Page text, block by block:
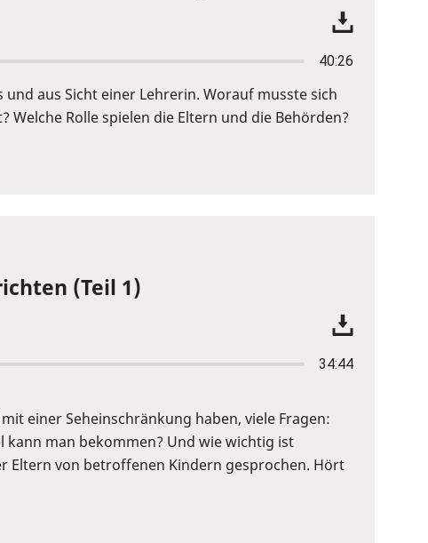
40:26
aus Sicht einer Lehrerin. Worauf musste sich
Rolle spielen die Eltern und die Behörden?
(Teil 1)
34:44
einer Seheinschränkung haben, viele Fragen:
kann man bekommen? Und wie wichtig ist
Eltern von betroffenen Kindern gesprochen. Hört